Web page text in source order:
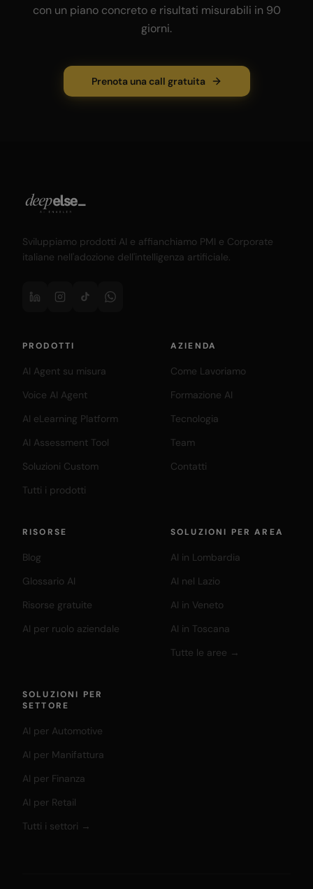
con un piano concreto e risultati misurabili in 90
giorni.
Prenota una call gratuita
Sviluppiamo prodotti AI e affianchiamo PMI e Corporate
italiane nell'adozione dell'intelligenza artificiale.
PRODOTTI
AI Agent su misura
Voice AI Agent
AI eLearning Platform
AI Assessment Tool
Soluzioni Custom
Tutti i prodotti
AZIENDA
Come Lavoriamo
Formazione AI
Tecnologia
Team
Contatti
RISORSE
Blog
Glossario AI
Risorse gratuite
AI per ruolo aziendale
SOLUZIONI PER AREA
AI in Lombardia
AI nel Lazio
AI in Veneto
AI in Toscana
Tutte le aree →
SOLUZIONI PER
SETTORE
AI per Automotive
AI per Manifattura
AI per Finanza
AI per Retail
Tutti i settori →